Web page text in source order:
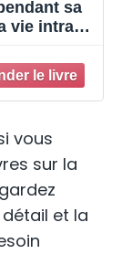
sa
vie intra-
vous
sur la
et la